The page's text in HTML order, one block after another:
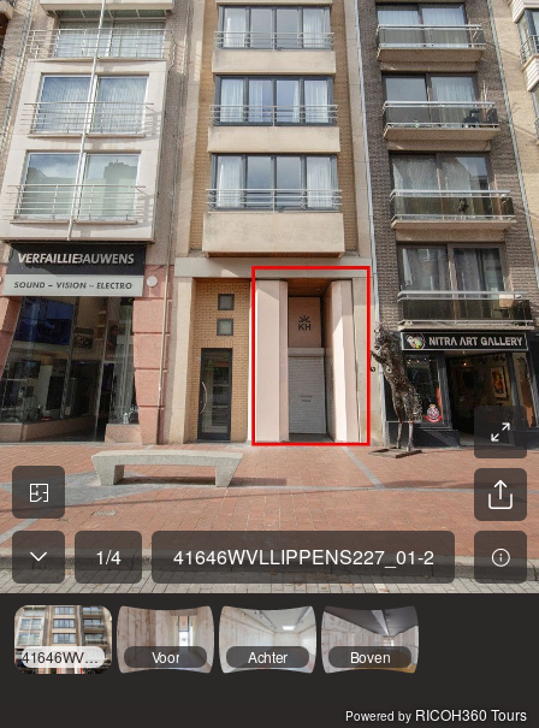
1/4 41646WVLLIPPENS227_01-2
41646WVLLIPPENS227_01-2 Voor Achter Boven
Powered by RICOH360 Tours